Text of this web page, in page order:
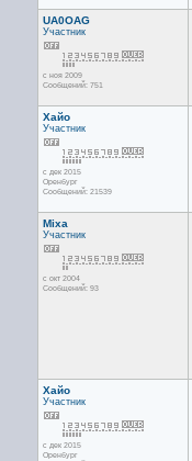
UA0OAG
Участник
с ноя 2009
Сообщений: 751
Хайо
Участник
с дек 2015
Оренбург
Сообщений: 21539
Mixa
Участник
с окт 2004
Сообщений: 93
Хайо
Участник
с дек 2015
Оренбург